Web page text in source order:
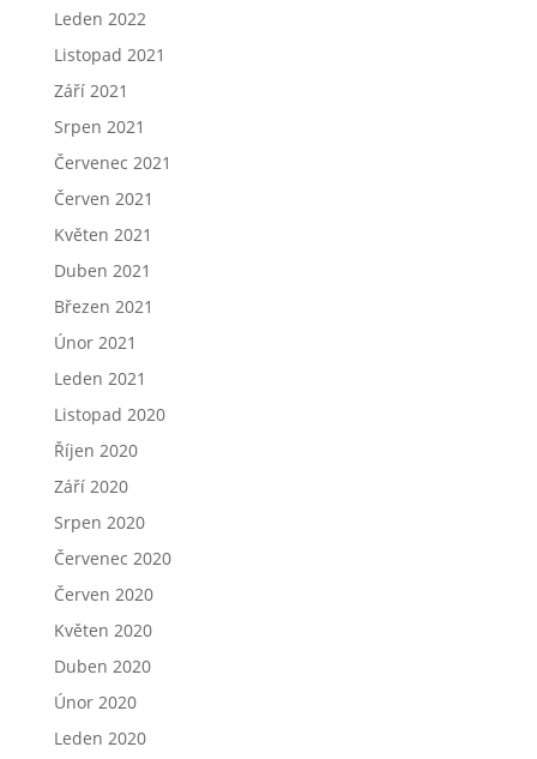
Leden 2022
Listopad 2021
Září 2021
Srpen 2021
Červenec 2021
Červen 2021
Květen 2021
Duben 2021
Březen 2021
Únor 2021
Leden 2021
Listopad 2020
Říjen 2020
Září 2020
Srpen 2020
Červenec 2020
Červen 2020
Květen 2020
Duben 2020
Únor 2020
Leden 2020